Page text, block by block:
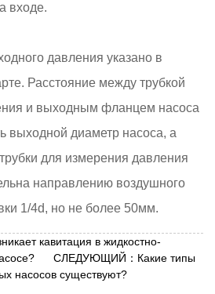
входе.
давления указано в
Расстояние между трубкой
и выходным фланцем насоса
выходной диаметр насоса, а
для измерения давления
направлению воздушного
1/4d, но не более 50мм.
кавитация в жидкостно-
СЛЕДУЮЩИЙ：Какие типы
насосов существуют?